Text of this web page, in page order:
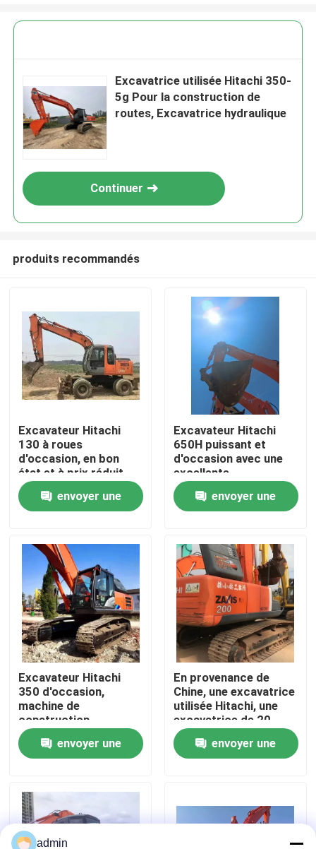
À la maison
Produits
À propos de nous
Visite de l'usine
Contrôle de la qualité
Nous contacter
Demandez un devis
Machines de construction de routes
Machines de construction utilisées
Excavatrice utilisée Hitachi 350-
5g Pour la construction de
routes, Excavatrice hydraulique
Continuer
produits recommandés
Excavateur Hitachi
130 à roues
d'occasion, en bon
état et à prix réduit
envoyer une
Excavateur Hitachi
650H puissant et
d'occasion avec une
excellente
performance
envoyer une
Excavateur Hitachi
350 d'occasion,
machine de
construction
d'occasion
envoyer une
En provenance de
Chine, une excavatrice
utilisée Hitachi, une
excavatrice de 20
tonnes
envoyer une
admin